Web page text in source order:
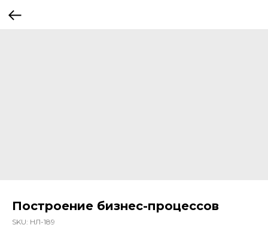
Построение бизнес-процессов
SKU: НЛ-189